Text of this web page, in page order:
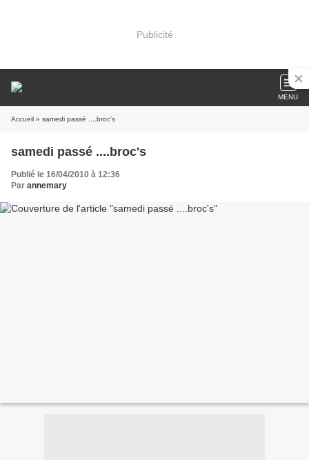
Publicité
MENU
Accueil » samedi passé ....broc's
samedi passé ....broc's
Publié le 16/04/2010 à 12:36
Par annemary